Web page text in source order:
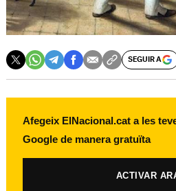
SEGUIR A
Afegeix ElNacional.cat a les
Google de manera gratuïta
ACTIVAR